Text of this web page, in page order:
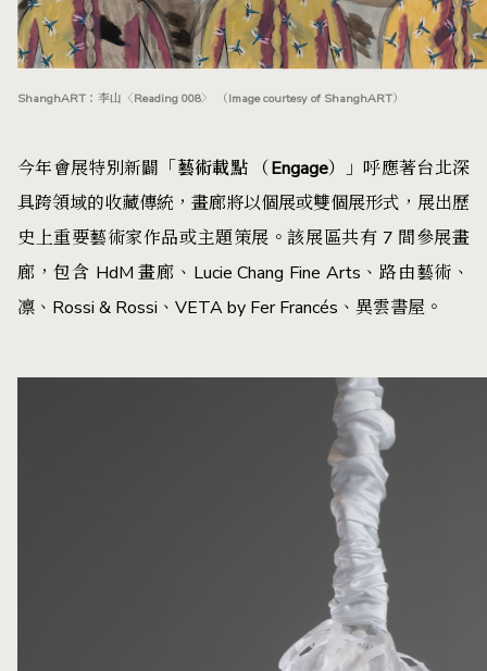
ShanghART：李山〈Reading 008〉 （Image courtesy of ShanghART）
今年會展特別新闢 「藝術載點 （Engage）」呼應著台北深
具跨領域的收藏傳統，畫廊將以個展或雙個展形式，展出歷
史上重要藝術家作品或主題策展。該展區共有 7 間參展畫
廊，包含 HdM 畫廊、Lucie Chang Fine Arts、路由藝術、
凛、Rossi & Rossi、VETA by Fer Francés、異雲書屋。